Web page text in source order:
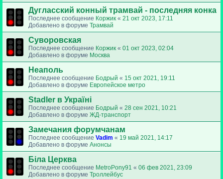
Дугласский конный трамвай - последняя конка
Последнее сообщение Коржик « 21 окт 2023, 17:11
Добавлено в форуме Трамвай
Суворовская
Последнее сообщение Коржик « 01 окт 2023, 02:04
Добавлено в форуме Москва
Неаполь
Последнее сообщение Бодрый « 15 окт 2021, 19:11
Добавлено в форуме Европейское метро
Stadler в Україні
Последнее сообщение Бодрый « 28 сен 2021, 10:21
Добавлено в форуме ЖД-транспорт
Замечания форумчанам
Последнее сообщение Vadim « 19 май 2021, 14:17
Добавлено в форуме Анонсы
Біла Церква
Последнее сообщение MetroPony91 « 06 фев 2021, 23:09
Добавлено в форуме Троллейбус